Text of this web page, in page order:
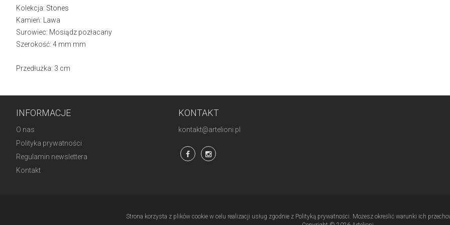
Kolekcja: Stones
Kamień: Lawa
Surowiec: Mosiądz pozłacany
Szerokość: 4 mm mm
Przedłużka: 3 cm
INFORMACJE
O nas
Polityka prywatności
Regulamin newslettera
Kontakt
KONTAKT
kontakt@artelioni.pl
Strona korzysta z plików cookie w celu realizacji usług zgodnie z Polityką prywatności. Możesz określić warunki ich